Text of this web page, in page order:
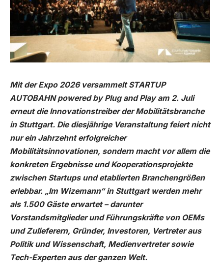
Mit der Expo 2026 versammelt STARTUP
AUTOBAHN powered by Plug and Play am 2. Juli
erneut die Innovationstreiber der Mobilitätsbranche
in Stuttgart. Die diesjährige Veranstaltung feiert nicht
nur ein Jahrzehnt erfolgreicher
Mobilitätsinnovationen, sondern macht vor allem die
konkreten Ergebnisse und Kooperationsprojekte
zwischen Startups und etablierten Branchengrößen
erlebbar. „Im Wizemann“ in Stuttgart werden mehr
als 1.500 Gäste erwartet – darunter
Vorstandsmitglieder und Führungskräfte von OEMs
und Zulieferern, Gründer, Investoren, Vertreter aus
Politik und Wissenschaft, Medienvertreter sowie
Tech-Experten aus der ganzen Welt.